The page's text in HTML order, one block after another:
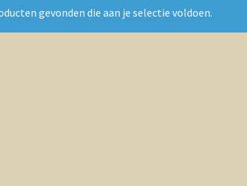
gevonden die aan je selectie voldoen.